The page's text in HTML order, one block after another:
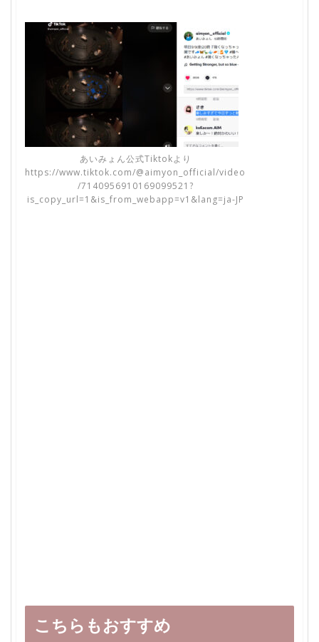
あいみょん公式Tiktokより
https://www.tiktok.com/@aimyon_official/video
/7140956910169099521?
is_copy_url=1&is_from_webapp=v1&lang=ja-JP
こちらもおすすめ